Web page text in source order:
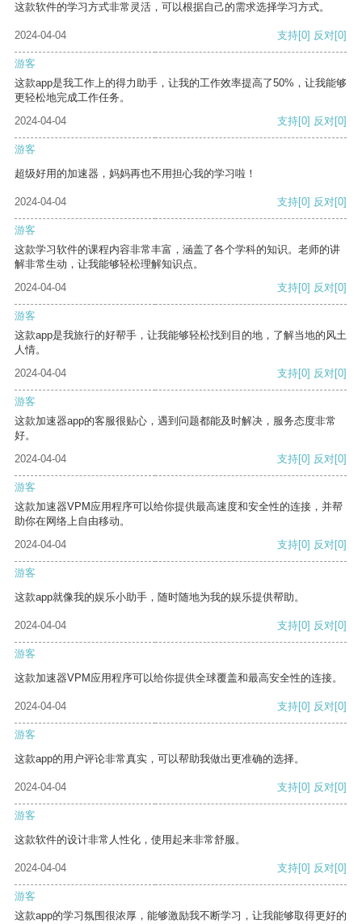
这款软件的学习方式非常灵活，可以根据自己的需求选择学习方式。
2024-04-04 支持[0] 反对[0]
游客
这款app是我工作上的得力助手，让我的工作效率提高了50%，让我能够
更轻松地完成工作任务。
2024-04-04
支持[0] 反对[0]
游客
超级好用的加速器，妈妈再也不用担心我的学习啦！
2024-04-04 支持[0] 反对[0]
游客
这款学习软件的课程内容非常丰富，涵盖了各个学科的知识。老师的讲
解非常生动，让我能够轻松理解知识点。
2024-04-04
支持[0] 反对[0]
游客
这款app是我旅行的好帮手，让我能够轻松找到目的地，了解当地的风土
人情。
2024-04-04
支持[0] 反对[0]
游客
这款加速器app的客服很贴心，遇到问题都能及时解决，服务态度非常
好。
2024-04-04
支持[0] 反对[0]
游客
这款加速器VPM应用程序可以给你提供最高速度和安全性的连接，并帮
助你在网络上自由移动。
2024-04-04
支持[0] 反对[0]
游客
这款app就像我的娱乐小助手，随时随地为我的娱乐提供帮助。
2024-04-04 支持[0] 反对[0]
游客
这款加速器VPM应用程序可以给你提供全球覆盖和最高安全性的连接。
2024-04-04 支持[0] 反对[0]
游客
这款app的用户评论非常真实，可以帮助我做出更准确的选择。
2024-04-04 支持[0] 反对[0]
游客
这款软件的设计非常人性化，使用起来非常舒服。
2024-04-04 支持[0] 反对[0]
游客
这款app的学习氛围很浓厚，能够激励我不断学习，让我能够取得更好的